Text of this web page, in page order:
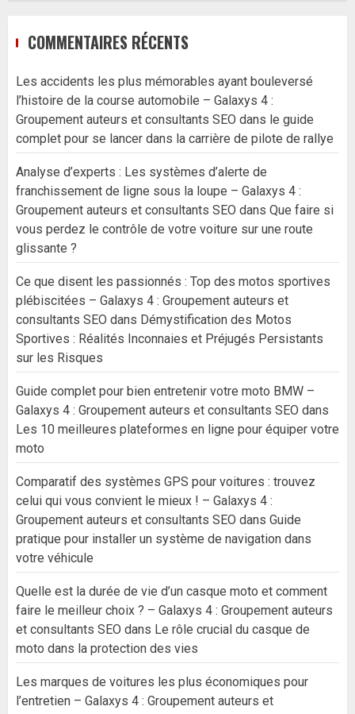
COMMENTAIRES RÉCENTS
Les accidents les plus mémorables ayant bouleversé
l’histoire de la course automobile – Galaxys 4 :
Groupement auteurs et consultants SEO dans le guide
complet pour se lancer dans la carrière de pilote de rallye
Analyse d’experts : Les systèmes d’alerte de
franchissement de ligne sous la loupe – Galaxys 4 :
Groupement auteurs et consultants SEO dans Que faire si
vous perdez le contrôle de votre voiture sur une route
glissante ?
Ce que disent les passionnés : Top des motos sportives
plébiscitées – Galaxys 4 : Groupement auteurs et
consultants SEO dans Démystification des Motos
Sportives : Réalités Inconnaies et Préjugés Persistants
sur les Risques
Guide complet pour bien entretenir votre moto BMW –
Galaxys 4 : Groupement auteurs et consultants SEO dans
Les 10 meilleures plateformes en ligne pour équiper votre
moto
Comparatif des systèmes GPS pour voitures : trouvez
celui qui vous convient le mieux ! – Galaxys 4 :
Groupement auteurs et consultants SEO dans Guide
pratique pour installer un système de navigation dans
votre véhicule
Quelle est la durée de vie d’un casque moto et comment
faire le meilleur choix ? – Galaxys 4 : Groupement auteurs
et consultants SEO dans Le rôle crucial du casque de
moto dans la protection des vies
Les marques de voitures les plus économiques pour
l’entretien – Galaxys 4 : Groupement auteurs et